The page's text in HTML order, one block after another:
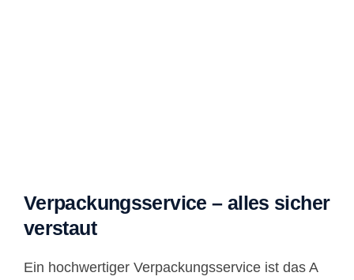
Verpackungsservice – alles sicher
verstaut
Ein hochwertiger Verpackungsservice ist das A